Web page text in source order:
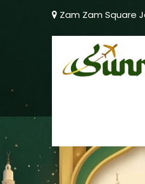
Zam Zam Square